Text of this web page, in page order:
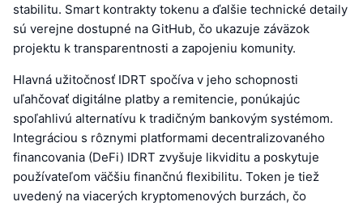
stabilitu. Smart kontrakty tokenu a ďalšie technické detaily
sú verejne dostupné na GitHub, čo ukazuje záväzok
projektu k transparentnosti a zapojeniu komunity.
Hlavná užitočnosť IDRT spočíva v jeho schopnosti
uľahčovať digitálne platby a remitencie, ponúkajúc
spoľahlivú alternatívu k tradičným bankovým systémom.
Integráciou s rôznymi platformami decentralizovaného
financovania (DeFi) IDRT zvyšuje likviditu a poskytuje
používateľom väčšiu finančnú flexibilitu. Token je tiež
uvedený na viacerých kryptomenových burzách, čo